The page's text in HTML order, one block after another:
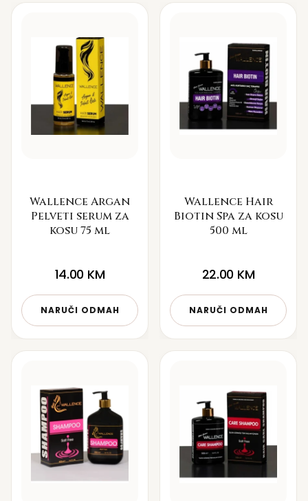
Wallence Argan
Pelveti serum za
kosu 75 ml
14.00 KM
NARUČI ODMAH
Wallence Hair
Biotin Spa za kosu
500 ml
22.00 KM
NARUČI ODMAH